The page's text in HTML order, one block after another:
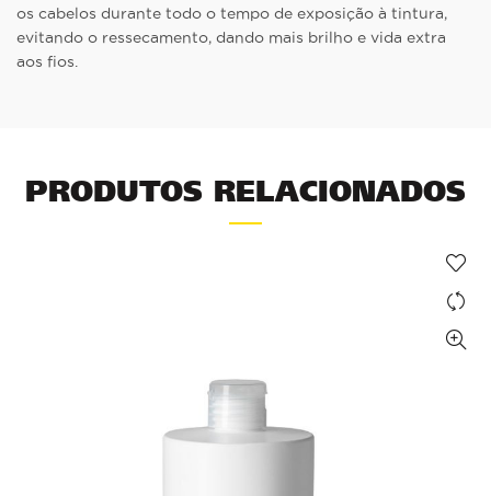
os cabelos durante todo o tempo de exposição à tintura,
evitando o ressecamento, dando mais brilho e vida extra
aos fios.
PRODUTOS RELACIONADOS